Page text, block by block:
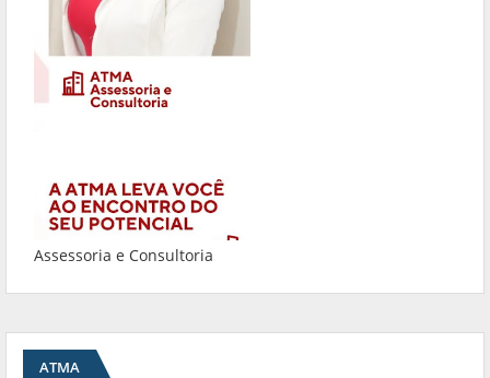
Assessoria e Consultoria
ATMA